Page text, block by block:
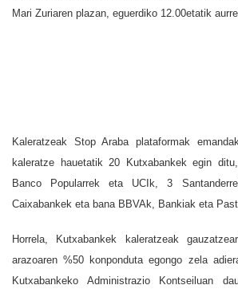
Mari Zuriaren plazan, eguerdiko 12.00etatik
Kaleratzeak Stop Araba plataformak
kaleratze hauetatik 20 Kutxabankek egin
Banco Popularrek eta UCIk, 3
Caixabankek eta bana BBVAk, Bankiak eta
Horrela, Kutxabankek kaleratzeak
arazoaren %50 konponduta egongo zela
Kutxabankeko Administrazio Kontseiluan